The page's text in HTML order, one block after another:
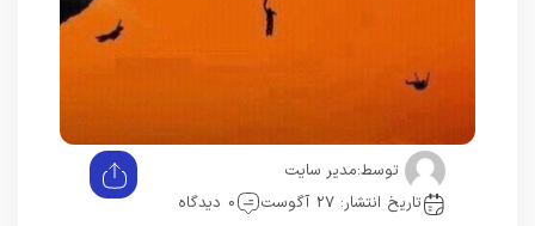
توسط:مدیر سایت
تاریخ انتشار: 27 آگوست
0 دیدگاه